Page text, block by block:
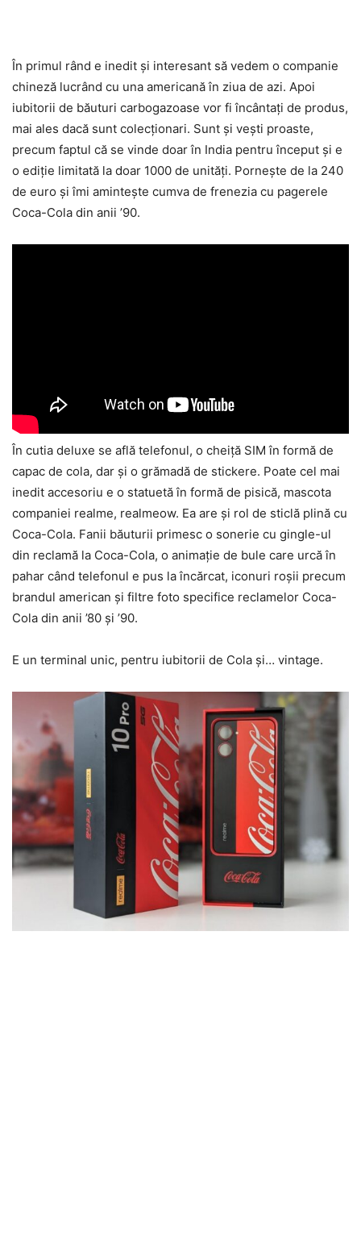
În primul rând e inedit şi interesant să vedem o companie
chineză lucrând cu una americană în ziua de azi. Apoi
iubitorii de băuturi carbogazoase vor fi încântaţi de produs,
mai ales dacă sunt colecţionari. Sunt şi veşti proaste,
precum faptul că se vinde doar în India pentru început şi e
o ediţie limitată la doar 1000 de unităţi. Porneşte de la 240
de euro şi îmi aminteşte cumva de frenezia cu pagerele
Coca-Cola din anii ’90.
În cutia deluxe se află telefonul, o cheiţă SIM în formă de
capac de cola, dar şi o grămadă de stickere. Poate cel mai
inedit accesoriu e o statuetă în formă de pisică, mascota
companiei realme, realmeow. Ea are şi rol de sticlă plină cu
Coca-Cola. Fanii băuturii primesc o sonerie cu gingle-ul
din reclamă la Coca-Cola, o animaţie de bule care urcă în
pahar când telefonul e pus la încărcat, iconuri roşii precum
brandul american şi filtre foto specifice reclamelor Coca-
Cola din anii ’80 şi ’90.
E un terminal unic, pentru iubitorii de Cola şi… vintage.